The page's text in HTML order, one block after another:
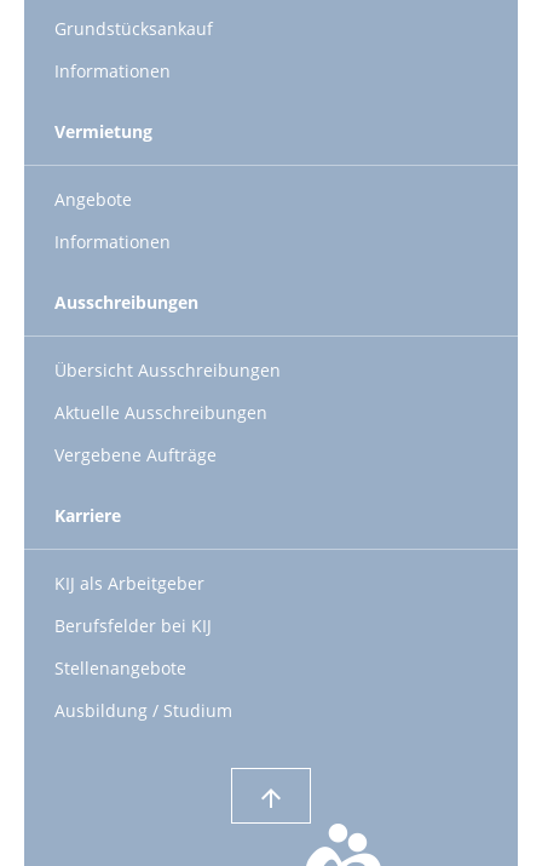
Grundstücksankauf
Informationen
Vermietung
Angebote
Informationen
Ausschreibungen
Übersicht Ausschreibungen
Aktuelle Ausschreibungen
Vergebene Aufträge
Karriere
KIJ als Arbeitgeber
Berufsfelder bei KIJ
Stellenangebote
Ausbildung / Studium
arrow_upward